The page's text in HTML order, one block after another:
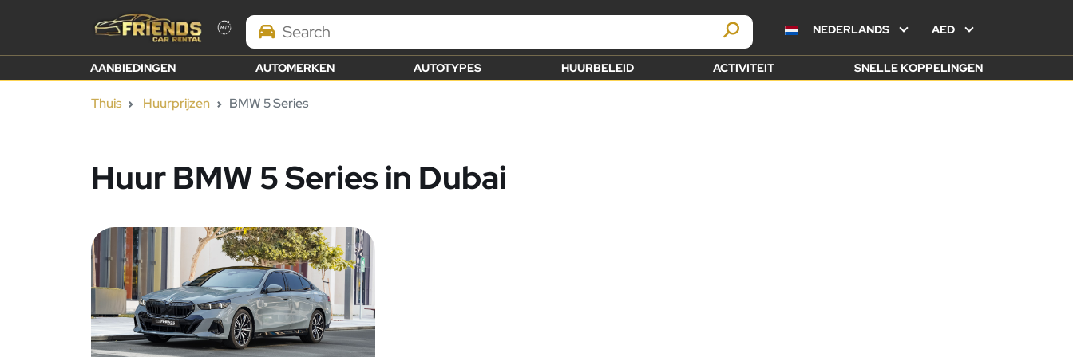
Search Brands NEDERLANDS AED
AANBIEDINGEN AUTOMERKEN AUTOTYPES HUURBELEID ACTIVITEIT SNELLE KOPPELINGEN
Thuis Huurprijzen BMW 5 Series
Huur BMW 5 Series in Dubai